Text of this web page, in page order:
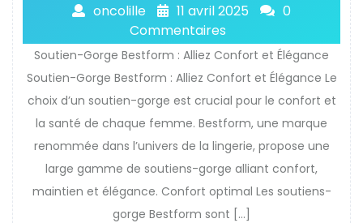
oncolille 11 avril 2025
0
Commentaires
Soutien-Gorge Bestform : Alliez Confort et Élégance
Soutien-Gorge Bestform : Alliez Confort et Élégance Le
choix d’un soutien-gorge est crucial pour le confort et
la santé de chaque femme. Bestform, une marque
renommée dans l’univers de la lingerie, propose une
large gamme de soutiens-gorge alliant confort,
maintien et élégance. Confort optimal Les soutiens-
gorge Bestform sont […]